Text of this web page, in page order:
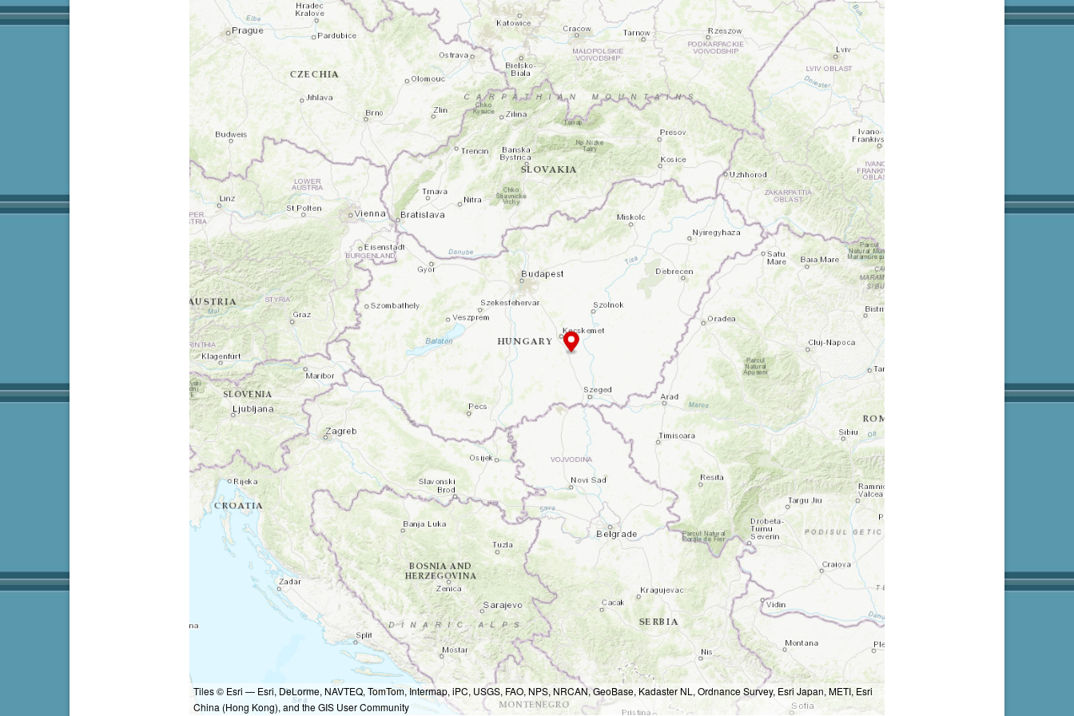
Tiles © Esri — Esri, DeLorme, NAVTEQ, TomTom, Intermap, iPC, USGS, FAO, NPS, NRCAN, GeoBase, Kadaster NL, Ordnance Survey, Esri Japan, METI, Esri
China (Hong Kong), and the GIS User Community